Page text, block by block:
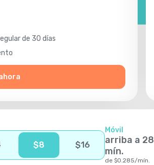
de 30 días
$8 $16
Móvil
arriba a 28
mín.
de $0.285/mín.